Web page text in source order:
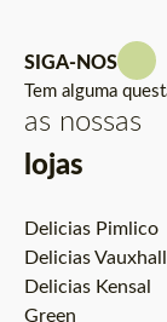
SIGA-NOS
Tem alguma
as nossas
lojas
Delicias Pimlico
Delicias Vauxhall
Delicias Kensal
Green